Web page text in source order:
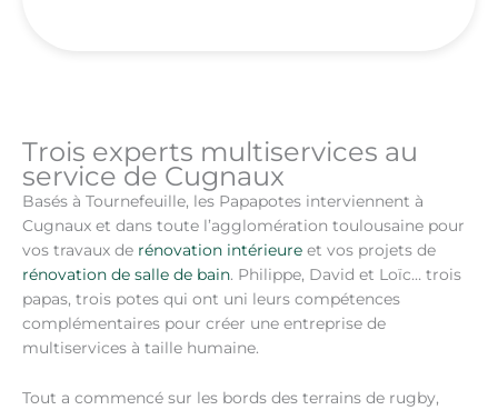
Trois experts multiservices au
service de Cugnaux
Basés à Tournefeuille, les Papapotes interviennent à
Cugnaux et dans toute l’agglomération toulousaine pour
vos travaux de rénovation intérieure et vos projets de
rénovation de salle de bain. Philippe, David et Loïc… trois
papas, trois potes qui ont uni leurs compétences
complémentaires pour créer une entreprise de
multiservices à taille humaine.
Tout a commencé sur les bords des terrains de rugby,